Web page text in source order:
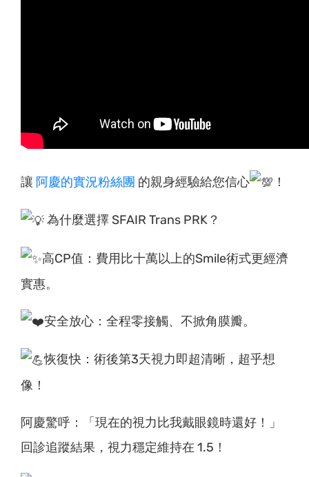
讓 阿慶的實況粉絲團 的親身經驗給您信心 ！
為什麼選擇 SFAIR Trans PRK？
高CP值：費用比十萬以上的Smile術式更經濟
實惠。
安全放心：全程零接觸、不掀角膜瓣。
恢復快：術後第3天視力即超清晰，超乎想
像！
阿慶驚呼：「現在的視力比我戴眼鏡時還好！」
回診追蹤結果，視力穩定維持在 1.5！